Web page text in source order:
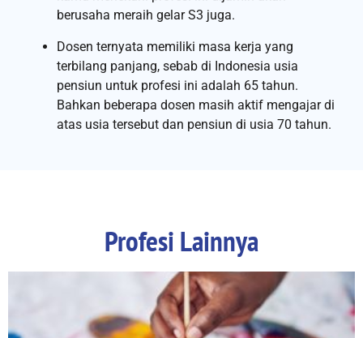
berusaha meraih gelar S3 juga.
Dosen ternyata memiliki masa kerja yang
terbilang panjang, sebab di Indonesia usia
pensiun untuk profesi ini adalah 65 tahun.
Bahkan beberapa dosen masih aktif mengajar di
atas usia tersebut dan pensiun di usia 70 tahun.
Profesi Lainnya